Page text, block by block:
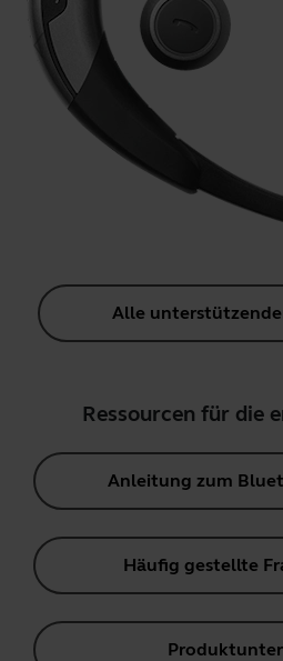
Alle
Ressourcen für die
Anleitung zum
Häufig gestellte